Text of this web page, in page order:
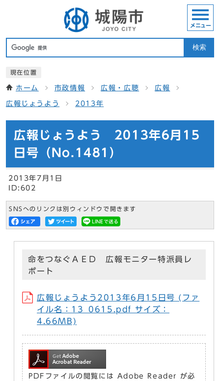
検索
メニュー
現在位置
ホーム 市政情報 広報・広聴 広報
広報じょうよう 2013年
広報じょうよう 2013年6月15
日号（No.1481）
2013年7月1日
ID:602
SNSへのリンクは別ウィンドウで開きます
命をつなぐＡＥＤ 広報モニター特派員レ
ポート
広報じょうよう2013年6月15日号 (ファ
イル名：13_0615.pdf サイズ：
4.66MB)
PDFファイルの閲覧には Adobe Reader が必